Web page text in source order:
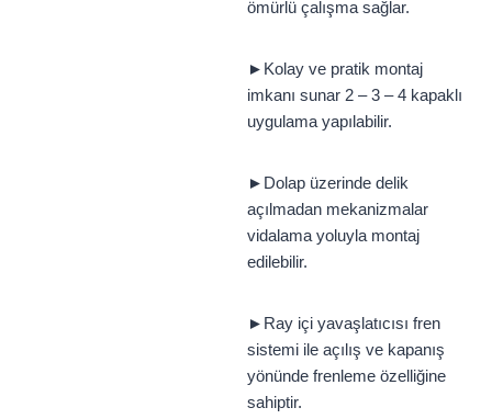
ömürlü çalışma sağlar.
►Kolay ve pratik montaj
imkanı sunar 2 – 3 – 4 kapaklı
uygulama yapılabilir.
►Dolap üzerinde delik
açılmadan mekanizmalar
vidalama yoluyla montaj
edilebilir.
►Ray içi yavaşlatıcısı fren
sistemi ile açılış ve kapanış
yönünde frenleme özelliğine
sahiptir.